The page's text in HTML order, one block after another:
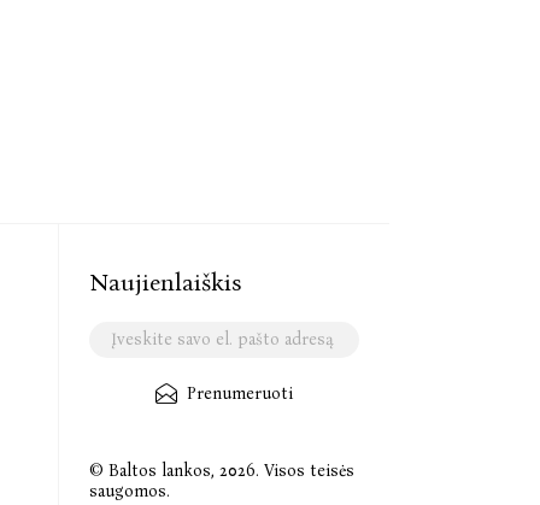
Naujienlaiškis
Prenumeruoti
© Baltos lankos, 2026. Visos teisės
saugomos.